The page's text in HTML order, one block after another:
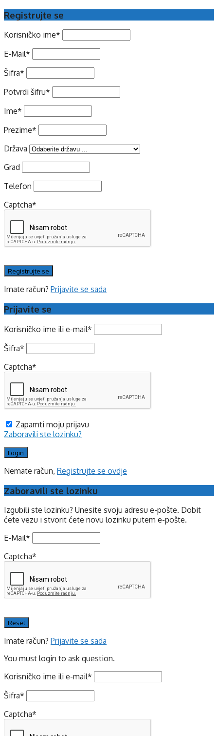
Registrujte se
Korisničko ime*
E-Mail*
Šifra*
Potvrdi šifru*
Ime*
Prezime*
Država
Grad
Telefon
Captcha*
Imate račun? Prijavite se sada
Prijavite se
Korisničko ime ili e-mail*
Šifra*
Captcha*
Zapamti moju prijavu
Zaboravili ste lozinku?
Nemate račun, Registrujte se ovdje
Zaboravili ste lozinku
Izgubili ste lozinku? Unesite svoju adresu e-pošte. Dobit
ćete vezu i stvorit ćete novu lozinku putem e-pošte.
E-Mail*
Captcha*
Imate račun? Prijavite se sada
You must login to ask question.
Korisničko ime ili e-mail*
Šifra*
Captcha*